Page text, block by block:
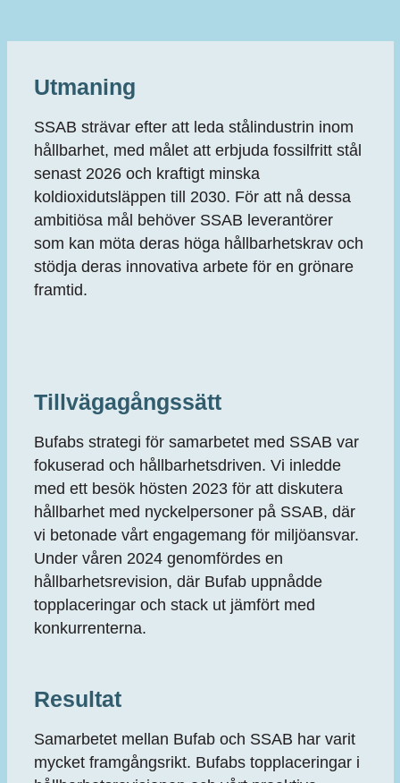
Utmaning
SSAB strävar efter att leda stålindustrin inom
hållbarhet, med målet att erbjuda fossilfritt stål
senast 2026 och kraftigt minska
koldioxidutsläppen till 2030. För att nå dessa
ambitiösa mål behöver SSAB leverantörer
som kan möta deras höga hållbarhetskrav och
stödja deras innovativa arbete för en grönare
framtid.
Tillvägagångssätt
Bufabs strategi för samarbetet med SSAB var
fokuserad och hållbarhetsdriven. Vi inledde
med ett besök hösten 2023 för att diskutera
hållbarhet med nyckelpersoner på SSAB, där
vi betonade vårt engagemang för miljöansvar.
Under våren 2024 genomfördes en
hållbarhetsrevision, där Bufab uppnådde
topplaceringar och stack ut jämfört med
konkurrenterna.
Resultat
Samarbetet mellan Bufab och SSAB har varit
mycket framgångsrikt. Bufabs topplaceringar i